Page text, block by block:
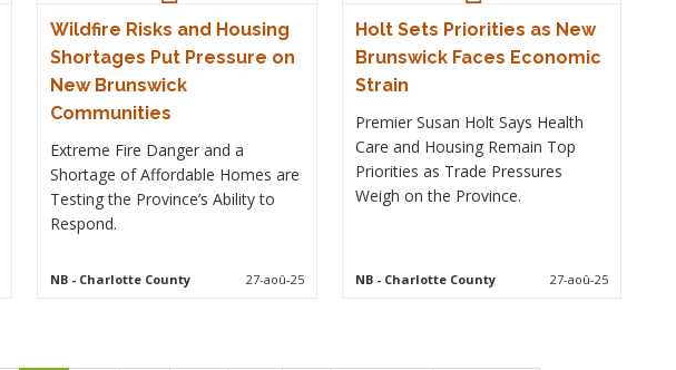
Wildfire Risks and Housing
Shortages Put Pressure on
New Brunswick
Communities
Extreme Fire Danger and a
Shortage of Affordable Homes are
Testing the Province’s Ability to
Respond.
NB- Charlotte County 27-aoû-25
Holt Sets Priorities as New
Brunswick Faces Economic
Strain
Premier Susan Holt Says Health
Care and Housing Remain Top
Priorities as Trade Pressures
Weigh on the Province.
NB- Charlotte County 27-aoû-25